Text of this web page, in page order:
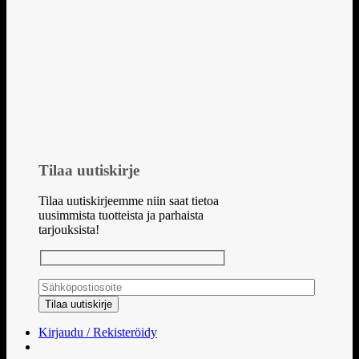
Tilaa uutiskirje
Tilaa uutiskirjeemme niin saat tietoa
uusimmista tuotteista ja parhaista
tarjouksista!
Kirjaudu / Rekisteröidy